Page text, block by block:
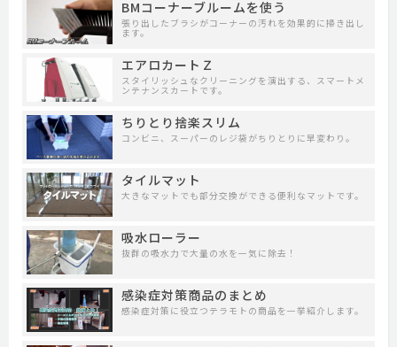
BMコーナーブルームを使う
張り出したブラシがコーナーの汚れを効果的に掃き出し
ます。
エアロカートＺ
スタイリッシュなクリーニングを演出する、スマートメ
ンテナンスカートです。
ちりとり捨楽スリム
コンビニ、スーパーのレジ袋がちりとりに早変わり。
タイルマット
大きなマットでも部分交換ができる便利なマットです。
吸水ローラー
抜群の吸水力で大量の水を一気に除去！
感染症対策商品のまとめ
感染症対策に役立つテラモトの商品を一挙紹介します。